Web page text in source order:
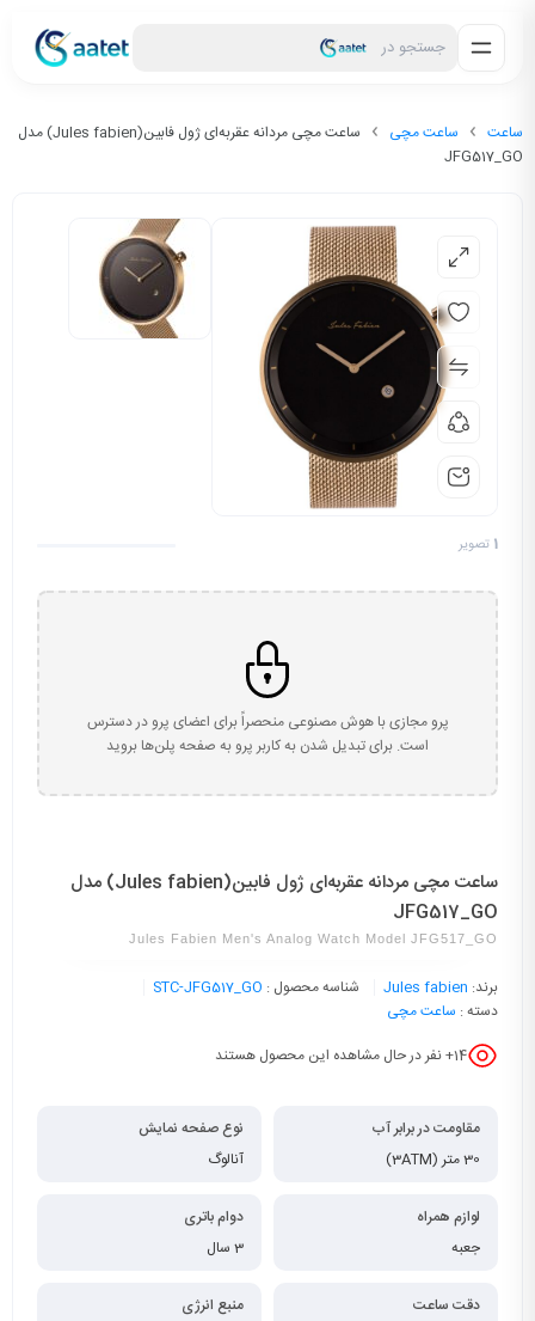
جستجو در
ساعت ساعت مچی
ساعت مچی مردانه عقربه‌ای ژول فابین(Jules fabien) مدل
JFG517_GO
1 تصویر
پرو مجازی با هوش مصنوعی منحصراً برای اعضای پرو در دسترس
است. برای تبدیل شدن به کاربر پرو به صفحه پلن‌ها بروید
ساعت مچی مردانه عقربه‌ای ژول فابین(Jules fabien) مدل
JFG517_GO
Jules Fabien Men's Analog Watch Model JFG517_GO
برند: Jules fabien شناسه محصول : STC-JFG517_GO
دسته : ساعت مچی
14+ نفر در حال مشاهده این محصول هستند
مقاومت در برابر آب
30 متر (3ATM)
نوع صفحه نمایش
آنالوگ
لوازم همراه
جعبه
دوام باتری
3 سال
دقت ساعت
منبع انرژی